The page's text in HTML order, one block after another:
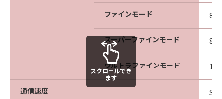
ファインモード 8
スーパーファインモード 8
ウルトラファインモード 16
通信速度
スクロールでき
ます